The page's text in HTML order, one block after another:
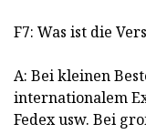
F7: Was ist die
A: Bei kleinen
internationalem
Fedex usw. Bei